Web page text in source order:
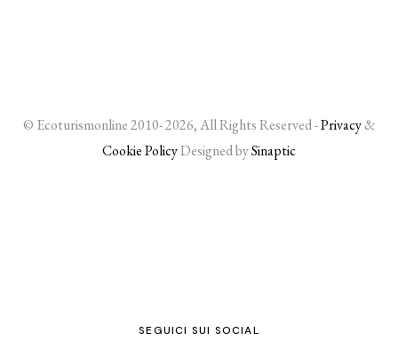
© Ecoturismonline 2010- 2026, All Rights Reserved -Privacy&
Cookie PolicyDesigned bySinaptic
SEGUICI SUI SOCIAL